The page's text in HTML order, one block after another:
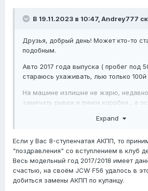
В целом, был наслышан что
особенно на моем пробеге, но увы
вот проблемой капиталить коробку
Может были у кого-то подобные
В 19.11.2023 в 10:47, Andrey777
Друзья, добрый день! Может кто-то
подобным.
Авто 2017 года выпуска ( пробег под
стараюсь ухаживать, лью только
На машине излишне не жарю,
замечать рывки и пинки коробки , а
секунду и с тычком включает
коробки ( Может кто-то сталкивался
вчера выскочила ошибка привода и
перестала переключать передачи (
остановился на обочине и
ошибка прошла и больше не
Expand
Если у Вас 8-ступенчатая АКПП, то
"поздравления" со вступлением в клуб
Весь модельный год 2017/2018 имеет
счастью, на своём JCW F56 удалось в
добиться замены АКПП по куланцу.